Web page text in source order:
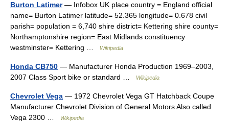
Burton Latimer— Infobox UK place country = England official
name= Burton Latimer latitude= 52.365 longitude= 0.678 civil
parish= population = 6,740 shire district= Kettering shire county=
Northamptonshire region= East Midlands constituency
westminster= Kettering …
Wikipedia
Honda CB750 — Manufacturer Honda Production 1969–2003,
2007 Class Sport bike or standard …
Wikipedia
Chevrolet Vega — 1972 Chevrolet Vega GT Hatchback Coupe
Manufacturer Chevrolet Division of General Motors Also called
Vega 2300 …
Wikipedia